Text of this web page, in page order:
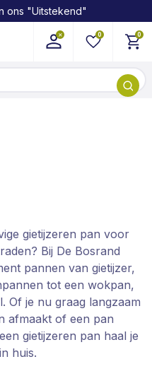
ons "Uitstekend"
0 0
gietijzeren pan voor
Bij De Bosrand
pannen van gietijzer,
tot een wokpan,
Of je nu graag langzaam
afmaakt of een pan
gietijzeren pan haal je
huis.